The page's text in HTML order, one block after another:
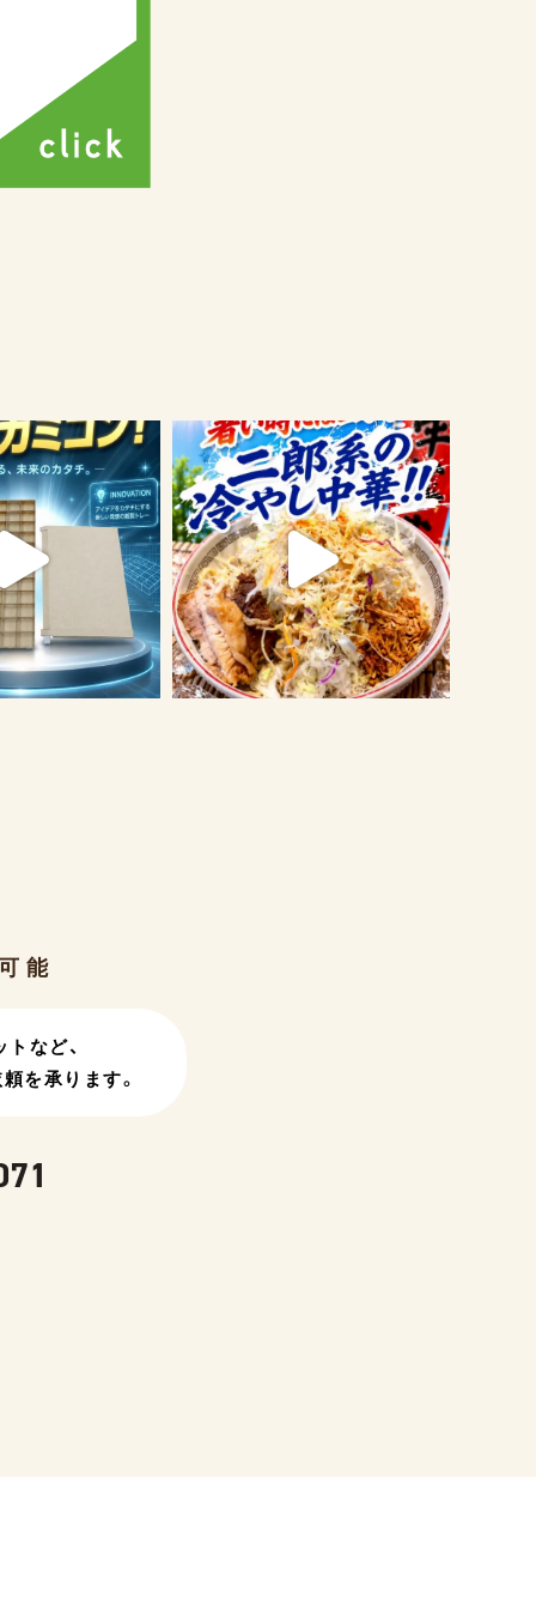
能
など、
を承ります。